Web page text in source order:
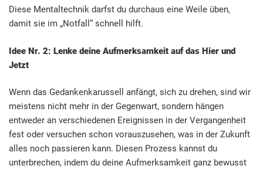
Diese Mentaltechnik darfst du durchaus eine Weile üben,
damit sie im „Notfall“ schnell hilft.
Idee Nr. 2: Lenke deine Aufmerksamkeit auf das Hier und
Jetzt
Wenn das Gedankenkarussell anfängt, sich zu drehen, sind wir
meistens nicht mehr in der Gegenwart, sondern hängen
entweder an verschiedenen Ereignissen in der Vergangenheit
fest oder versuchen schon vorauszusehen, was in der Zukunft
alles noch passieren kann. Diesen Prozess kannst du
unterbrechen, indem du deine Aufmerksamkeit ganz bewusst